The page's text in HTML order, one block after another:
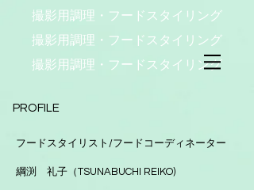
​撮影用調理・ フードスタイリング
​撮影用調理・ フードスタイリング
​撮影用調理・ フードスタイリング
フードスタイリスト/フードコーディネーター
綱渕 礼子（TSUNABUCHI REIKO)
PROFILE